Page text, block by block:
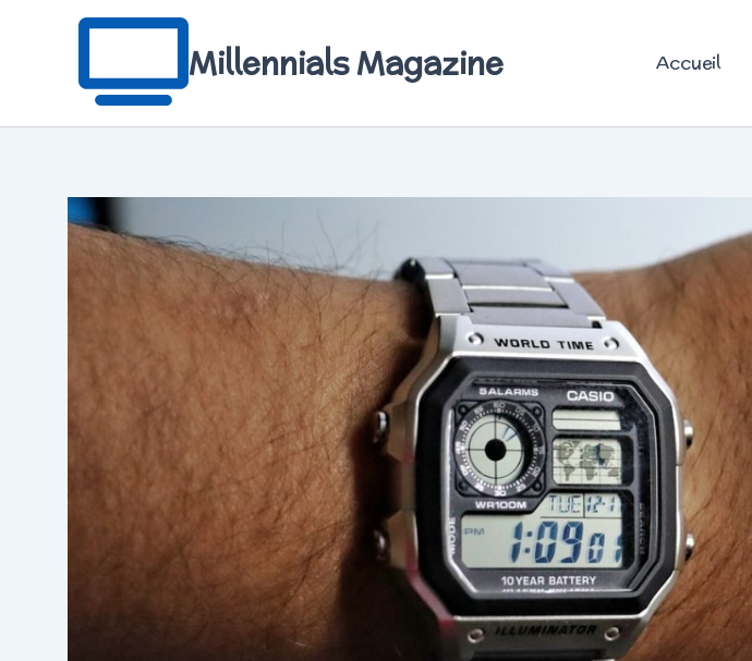
Millennials Magazine Accueil